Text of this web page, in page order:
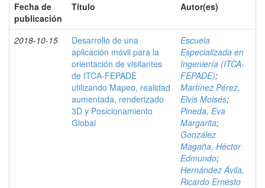
Fecha de
publicación
Título Autor(es)
2018-10-15
Desarrollo de una
aplicación móvil para la
orientación de visitantes
de ITCA-FEPADE
utilizando Mapeo, realidad
aumentada, renderizado
3D y Posicionamiento
Global
Escuela
Especializada en
Ingeniería (ITCA-
FEPADE);
Martínez Pérez,
Elvis Moisés;
Pineda, Eva
Margarita;
González
Magaña, Héctor
Edmundo;
Hernández Ávila,
Ricardo Ernesto